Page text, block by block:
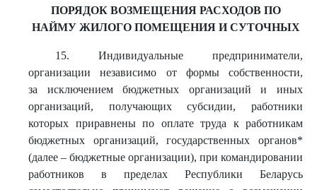
ПОРЯДОК ВОЗМЕЩЕНИЯ РАСХОДОВ ПО
НАЙМУ ЖИЛОГО ПОМЕЩЕНИЯ И СУТОЧНЫХ
15. Индивидуальные предприниматели,
организации независимо от формы собственности,
за исключением бюджетных организаций и иных
организаций, получающих субсидии, работники
которых приравнены по оплате труда к работникам
бюджетных организаций, государственных органов*
(далее – бюджетные организации), при командировании
работников в пределах Республики Беларусь